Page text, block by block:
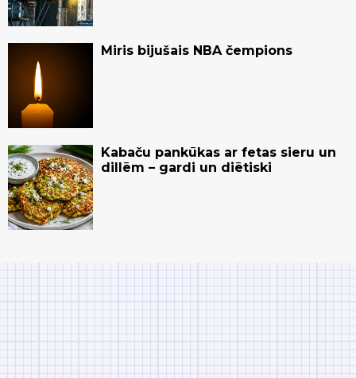
Miris bijušais NBA čempions
Kabaču pankūkas ar fetas sieru un
dillēm – gardi un diētiski